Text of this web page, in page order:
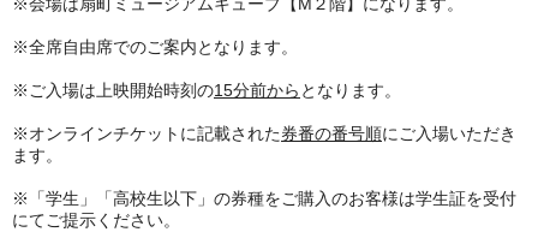
※全席自由席でのご案内となります。
※ご入場は上映開始時刻の15分前から となります。
※オンラインチケットに記載された券番の番号順にご入場いただき
ます。
※「学生」「高校生以下」の券種をご購入のお客様は学生証を受付
にてご提示ください。